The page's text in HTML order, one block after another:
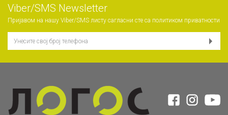
Viber/SMS Newsletter
Пријавом на нашу Viber/SMS листу сагласни сте са политиком приватности